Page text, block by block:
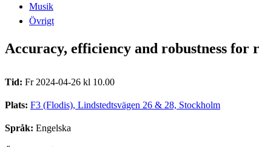
Musik
Övrigt
Accuracy, efficiency and robustness
Tid: Fr 2024-04-26 kl 10.00
Plats: F3 (Flodis), Lindstedtsvägen 26 & 28, Stockholm
Språk: Engelska